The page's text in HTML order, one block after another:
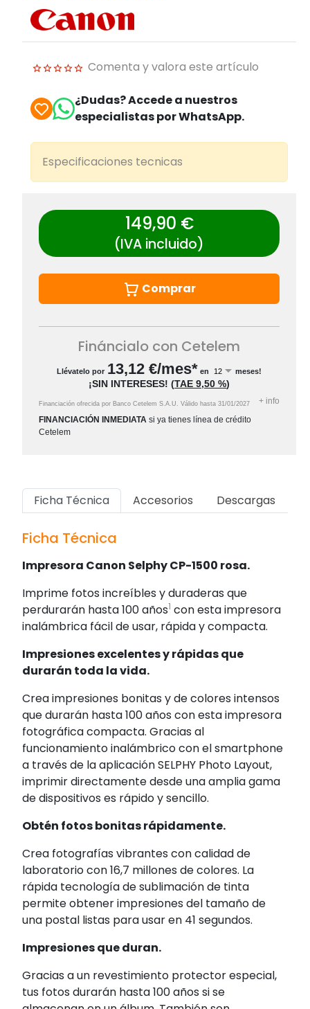
Comenta y valora este artículo
¿Dudas? Accede a nuestros
especialistas por WhatsApp.
Especificaciones tecnicas
149,90 €
(IVA incluido)
Comprar
Fináncialo con Cetelem
Llévatelo por 13,12 €/mes* en meses!
¡SIN INTERESES! (TAE 9,50 %)
Financiación ofrecida por Banco Cetelem S.A.U. Válido hasta 31/01/2027 + info
FINANCIACIÓN INMEDIATA si ya tienes línea de crédito
Cetelem
Ficha Técnica Accesorios Descargas
Ficha Técnica
Impresora Canon Selphy CP-1500 rosa.
Imprime fotos increíbles y duraderas que
perdurarán hasta 100 años1 con esta impresora
inalámbrica fácil de usar, rápida y compacta.
Impresiones excelentes y rápidas que
durarán toda la vida.
Crea impresiones bonitas y de colores intensos
que durarán hasta 100 años con esta impresora
fotográfica compacta. Gracias al
funcionamiento inalámbrico con el smartphone
a través de la aplicación SELPHY Photo Layout,
imprimir directamente desde una amplia gama
de dispositivos es rápido y sencillo.
Obtén fotos bonitas rápidamente.
Crea fotografías vibrantes con calidad de
laboratorio con 16,7 millones de colores. La
rápida tecnología de sublimación de tinta
permite obtener impresiones del tamaño de
una postal listas para usar en 41 segundos.
Impresiones que duran.
Gracias a un revestimiento protector especial,
tus fotos durarán hasta 100 años si se